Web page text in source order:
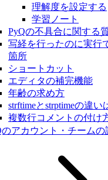
理解度を設定する
学習ノート
PyQの不具合に関する
写経を行ったのに実行
箇所
ショートカット
エディタの補完機能
年齢の求め方
strftimeとstrptimeの違い
複数行コメントの付け
のアカウント・チームの